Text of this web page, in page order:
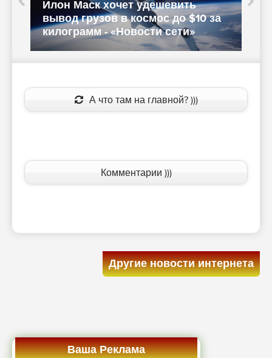
Илон Маск хочет удешевить
вывод грузов в космос до $10 за
килограмм - «Новости сети»
А что там на главной? )))
Комментарии )))
Другие новости интернета
Ваша Реклама